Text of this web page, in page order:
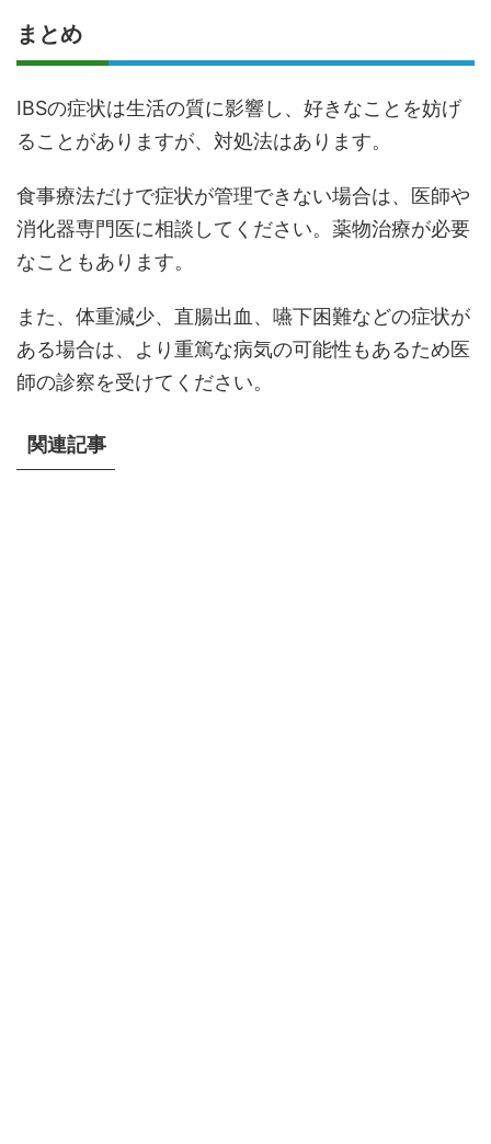
まとめ
IBSの症状は生活の質に影響し、好きなことを妨げ
ることがありますが、対処法はあります。
食事療法だけで症状が管理できない場合は、医師や
消化器専門医に相談してください。薬物治療が必要
なこともあります。
また、体重減少、直腸出血、嚥下困難などの症状が
ある場合は、より重篤な病気の可能性もあるため医
師の診察を受けてください。
関連記事